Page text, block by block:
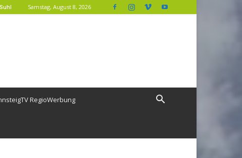
Suhl Samstag, August 8, 2026
RegioWerbung